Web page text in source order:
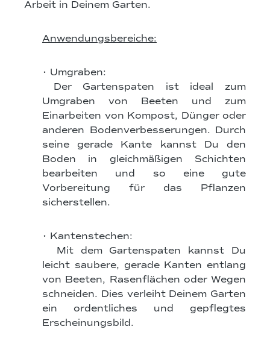
Arbeit in Deinem Garten.
Anwendungsbereiche:
• Umgraben:
Der Gartenspaten ist ideal zum
Umgraben von Beeten und zum
Einarbeiten von Kompost, Dünger oder
anderen Bodenverbesserungen. Durch
seine gerade Kante kannst Du den
Boden in gleichmäßigen Schichten
bearbeiten und so eine gute
Vorbereitung für das Pflanzen
sicherstellen.
• Kantenstechen:
Mit dem Gartenspaten kannst Du
leicht saubere, gerade Kanten entlang
von Beeten, Rasenflächen oder Wegen
schneiden. Dies verleiht Deinem Garten
ein ordentliches und gepflegtes
Erscheinungsbild.